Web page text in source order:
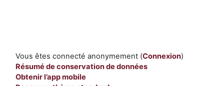
Vous êtes connecté anonymement (Connexion)
Résumé de conservation de données
Obtenir l’app mobile